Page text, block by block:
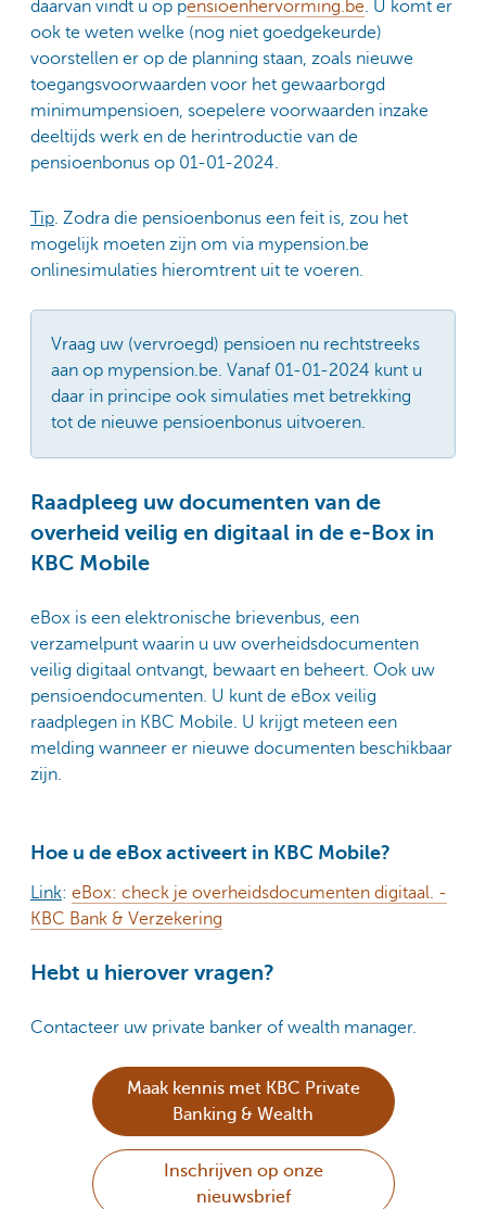
daarvan vindt u op pensioenhervorming.be. U komt er
ook te weten welke (nog niet goedgekeurde)
voorstellen er op de planning staan, zoals nieuwe
toegangsvoorwaarden voor het gewaarborgd
minimumpensioen, soepelere voorwaarden inzake
deeltijds werk en de herintroductie van de
pensioenbonus op 01-01-2024.
Tip. Zodra die pensioenbonus een feit is, zou het
mogelijk moeten zijn om via mypension.be
onlinesimulaties hieromtrent uit te voeren.
Vraag uw (vervroegd) pensioen nu rechtstreeks
aan op mypension.be. Vanaf 01-01-2024 kunt u
daar in principe ook simulaties met betrekking
tot de nieuwe pensioenbonus uitvoeren.
Raadpleeg uw documenten van de
overheid veilig en digitaal in de e-Box in
KBC Mobile
eBox is een elektronische brievenbus, een
verzamelpunt waarin u uw overheidsdocumenten
veilig digitaal ontvangt, bewaart en beheert. Ook uw
pensioendocumenten. U kunt de eBox veilig
raadplegen in KBC Mobile. U krijgt meteen een
melding wanneer er nieuwe documenten beschikbaar
zijn.
Hoe u de eBox activeert in KBC Mobile?
Link: eBox: check je overheidsdocumenten digitaal. -
KBC Bank & Verzekering
Hebt u hierover vragen?
Contacteer uw private banker of wealth manager.
Maak kennis met KBC Private
Banking & Wealth
Inschrijven op onze
nieuwsbrief